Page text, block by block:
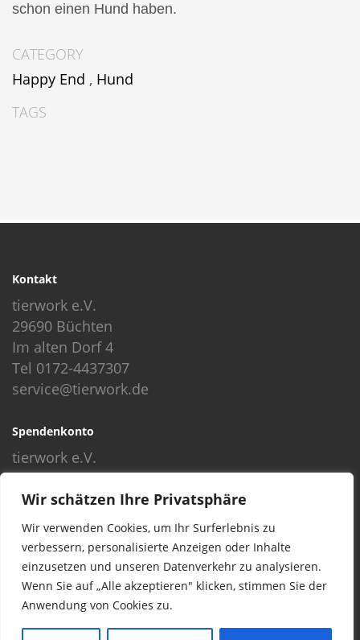
Wir schätzen Ihre Privatsphäre
Wir verwenden Cookies, um Ihr Surferlebnis zu
verbessern, personalisierte Anzeigen oder Inhalte
einzusetzen und unseren Datenverkehr zu analysieren.
Wenn Sie auf „Alle akzeptieren" klicken, stimmen Sie der
Anwendung von Cookies zu.
schon einen Hund haben.
CATEGORY
Happy End , Hund
TAGS
Kontakt
tierwork e.V.
29690 Büchten
Im alten Dorf 4
Tel 0172-4437307
service@tierwork.de
Spendenkonto
tierwork e.V.
Volksbank
BLZ: 24060300
Konto: 4902218000
IBAN: DE68240603004902218000
BIC: GENODEF1NBU